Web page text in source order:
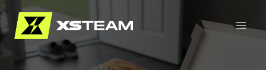
Pular
para